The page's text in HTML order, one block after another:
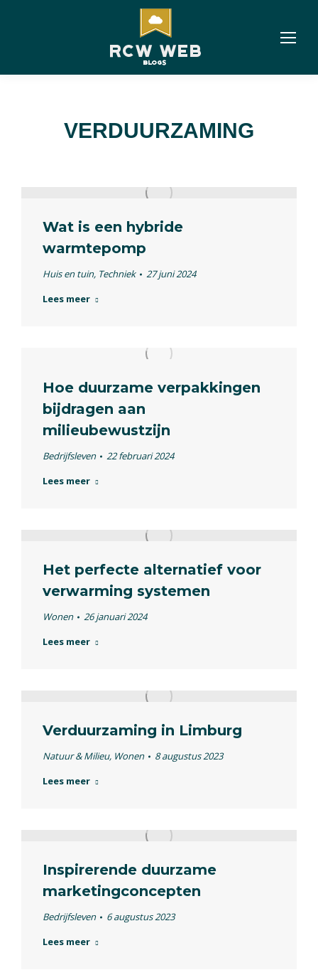
VERDUURZAMING
Wat is een hybride
warmtepomp
Huis en tuin, Techniek
27 juni 2024
Lees meer
Hoe duurzame verpakkingen
bijdragen aan
milieubewustzijn
Bedrijfsleven
22 februari 2024
Lees meer
Het perfecte alternatief voor
verwarming systemen
Wonen
26 januari 2024
Lees meer
Verduurzaming in Limburg
Natuur & Milieu, Wonen
8 augustus 2023
Lees meer
Inspirerende duurzame
marketingconcepten
Bedrijfsleven
6 augustus 2023
Lees meer